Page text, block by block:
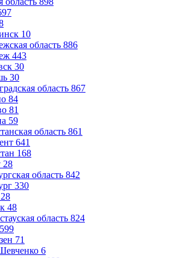
10
область 886
443
30
30
область 867
84
81
59
область 861
641
168
28
область 842
330
48
область 824
599
71
6